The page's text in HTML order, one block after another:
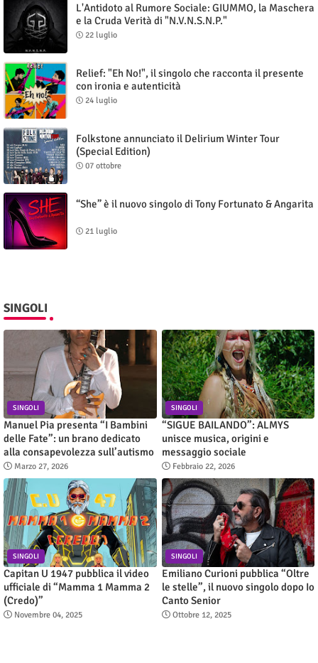
L'Antidoto al Rumore Sociale: GIUMMO, la Maschera
e la Cruda Verità di "N.V.N.S.N.P."
22 luglio
Relief: "Eh No!", il singolo che racconta il presente
con ironia e autenticità
24 luglio
Folkstone annunciato il Delirium Winter Tour
(Special Edition)
07 ottobre
“She” è il nuovo singolo di Tony Fortunato & Angarita
21 luglio
SINGOLI
SINGOLI
Manuel Pia presenta “I Bambini
delle Fate”: un brano dedicato
alla consapevolezza sull’autismo
Marzo 27, 2026
SINGOLI
“SIGUE BAILANDO”: ALMYS
unisce musica, origini e
messaggio sociale
Febbraio 22, 2026
SINGOLI
Capitan U 1947 pubblica il video
ufficiale di “Mamma 1 Mamma 2
(Credo)”
Novembre 04, 2025
SINGOLI
Emiliano Curioni pubblica “Oltre
le stelle”, il nuovo singolo dopo Io
Canto Senior
Ottobre 12, 2025